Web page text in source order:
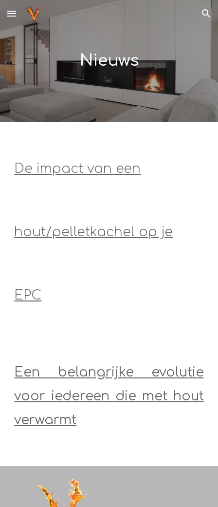
Skip to main content Skip to navigation
Nieuws
De impact van een
hout/pelletkachel op je
EPC
Een belangrijke evolutie
voor iedereen die met hout
verwarmt